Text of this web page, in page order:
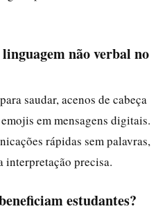
não verbal no
saudar, acenos de cabeça
em mensagens digitais.
rápidas sem palavras,
interpretação precisa.
estudantes?